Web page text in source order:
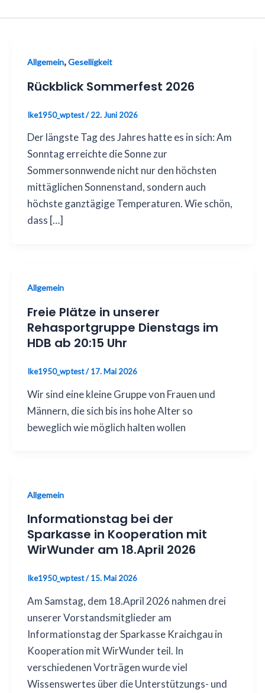
Allgemein,Geselligkeit
Rückblick Sommerfest 2026
Ike1950_wptest/22. Juni 2026
Der längste Tag des Jahres hatte es in sich: Am
Sonntag erreichte die Sonne zur
Sommersonnwende nicht nur den höchsten
mittäglichen Sonnenstand, sondern auch
höchste ganztägige Temperaturen. Wie schön,
dass […]
Allgemein
Freie Plätze in unserer
Rehasportgruppe Dienstags im
HDB ab 20:15 Uhr
Ike1950_wptest/17. Mai 2026
Wir sind eine kleine Gruppe von Frauen und
Männern, die sich bis ins hohe Alter so
beweglich wie möglich halten wollen
Allgemein
Informationstag bei der
Sparkasse in Kooperation mit
WirWunder am 18.April 2026
Ike1950_wptest/15. Mai 2026
Am Samstag, dem 18.April 2026 nahmen drei
unserer Vorstandsmitglieder am
Informationstag der Sparkasse Kraichgau in
Kooperation mit WirWunder teil. In
verschiedenen Vorträgen wurde viel
Wissenswertes über die Unterstützungs- und